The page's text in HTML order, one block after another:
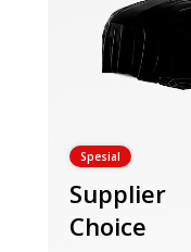
Spesial
Supplier
Choice